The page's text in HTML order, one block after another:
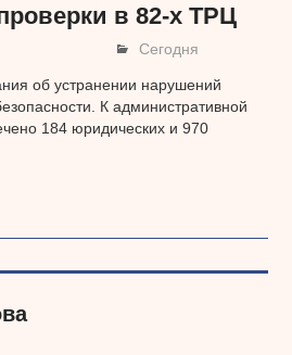
в 82-х ТРЦ
Сегодня
об устранении нарушений
К административной
184 юридических и 970